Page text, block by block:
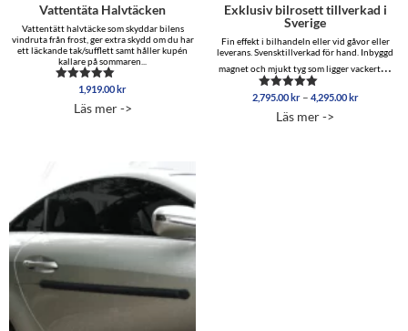
Vattentäta Halvtäcken
Vattentätt halvtäcke som skyddar bilens
vindruta från frost, ger extra skydd om du har
ett läckande tak/sufflett samt håller kupén
kallare på sommaren...
Betygsatt
av 5
1,919.00kr
Läs mer ->
Exklusiv bilrosett tillverkad i
Sverige
Fin effekt i bilhandeln eller vid gåvor eller
leverans. Svensktillverkad för hand. Inbyggd
magnet och mjukt tyg som ligger vackert
Betygsatt
av 5
2,795.00kr – 4,295.00kr
Läs mer ->